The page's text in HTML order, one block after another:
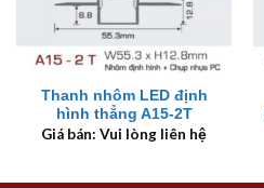
Thanh nhôm LED định
hình thẳng A15-2T
Giá bán: Vui lòng liên hệ